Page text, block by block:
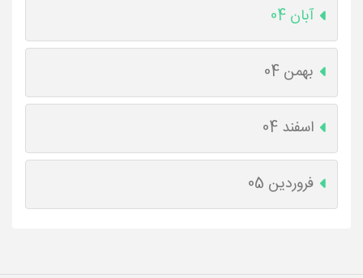
آبان 04
بهمن 04
اسفند 04
فروردین 05